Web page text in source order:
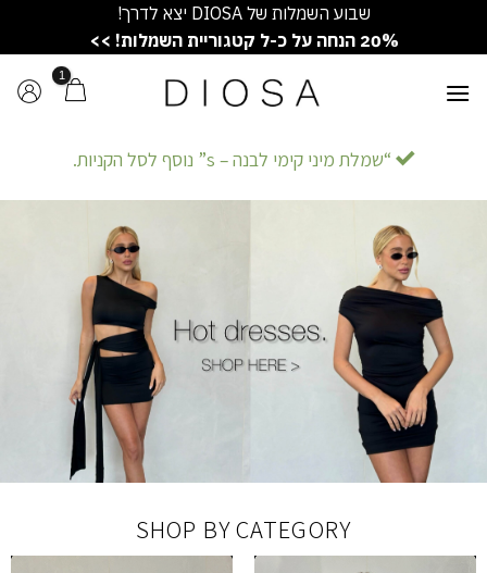
שבוע השמלות של DIOSA יצא לדרך!
20% הנחה על כ-ל קטגוריית השמלות! >>
“שמלת מיני קימי לבנה – s” נוסף לסל הקניות.
SHOP BY CATEGORY